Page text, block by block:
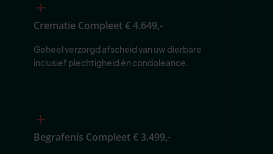
Crematie Compleet€ 4.649,-
Geheel verzorgd afscheid van uw dierbare
inclusief plechtigheid én condoleance.
Begrafenis Compleet€ 3.499,-